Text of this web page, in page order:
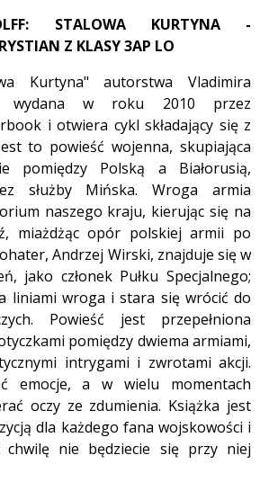
STALOWA KURTYNA -
Z KLASY 3AP LO
Kurtyna" autorstwa Vladimira
wydana w roku 2010 przez
i otwiera cykl składający się z
to powieść wojenna, skupiająca
pomiędzy Polską a Białorusią,
służby Mińska. Wroga armia
naszego kraju, kierując się na
miażdżąc opór polskiej armii po
Andrzej Wirski, znajduje się w
jako członek Pułku Specjalnego;
liniami wroga i stara się wrócić do
Powieść jest przepełniona
pomiędzy dwiema armiami,
intrygami i zwrotami akcji.
emocje, a w wielu momentach
oczy ze zdumienia. Książka jest
dla każdego fana wojskowości i
nie będziecie się przy niej